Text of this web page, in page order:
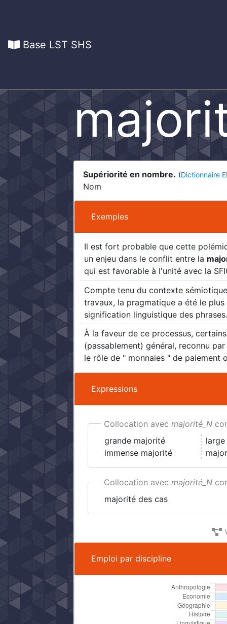
Base LST SHS
Supériorité en nombre. (Dictionnaire
Nom
Exemples
Il est fort probable que cette
un enjeu dans le conflit entre la
qui est favorable à l'unité avec la
Compte tenu du contexte
travaux, la pragmatique a été le
signification linguistique des
À la faveur de ce processus,
(passablement) général, reconnu
le rôle de " monnaies " de paiement
Expressions
Collocation avec majorité_N
grande majorité
immense majorité
Collocation avec majorité_N
majorité des cas
Emploi par discipline